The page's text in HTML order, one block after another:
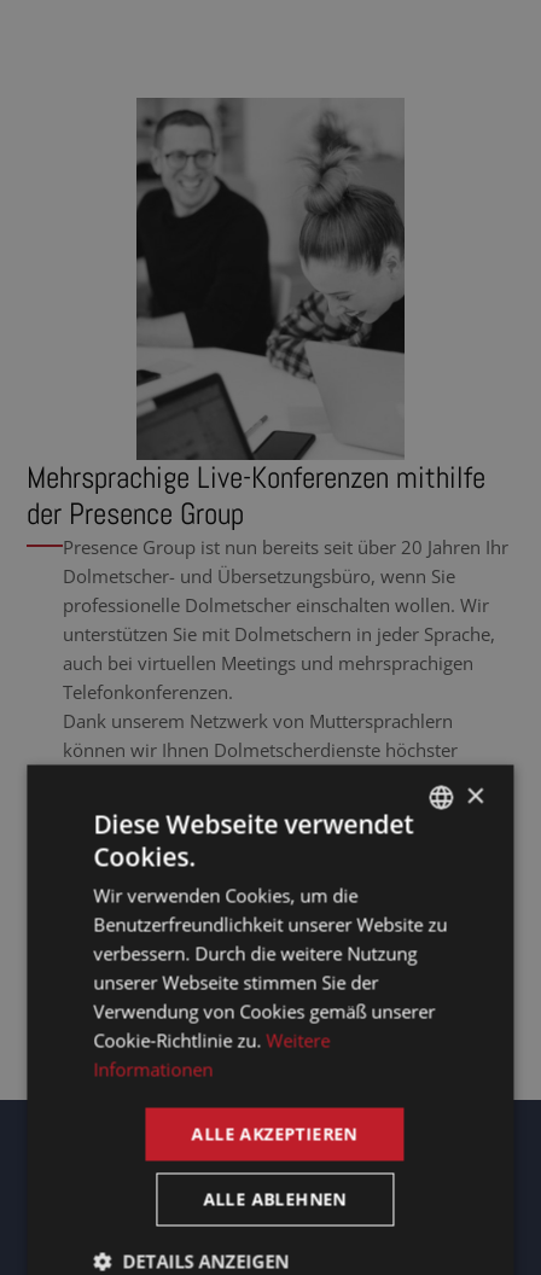
Mehrsprachige Live-Konferenzen mithilfe
der Presence Group
Presence Group ist nun bereits seit über 20 Jahren Ihr
Dolmetscher- und Übersetzungsbüro, wenn Sie
professionelle Dolmetscher einschalten wollen. Wir
unterstützen Sie mit Dolmetschern in jeder Sprache,
auch bei virtuellen Meetings und mehrsprachigen
Telefonkonferenzen.
Dank unserem Netzwerk von Muttersprachlern
können wir Ihnen Dolmetscherdienste höchster
Qualität garantieren. Ein Online-Dolmetscher oder ein
Dolmetscher, der vor Ort anwesend ist? Wir
durchforsten gern unser weltweites Netzwerk von
Dolmetschern und audiovisuellen Partnern.
Haben Sie spezielle technische Anforderungen? Wir
hören gern von Ihren Plänen für Ihre mehrsprachige
Live-Konferenz? Gemeinsam besprechen wir, wie wir
Ihnen die richtigen Lösungen für Ihre erforderlichen
Sprachen anbieten können!
Technische Unterstützung für Ihre
mehrsprachigen Live-Konferenzen?
ENGLISH
×
Diese Webseite verwendet
Cookies.
Wir verwenden Cookies, um die
Benutzerfreundlichkeit unserer Website zu
verbessern. Durch die weitere Nutzung
unserer Webseite stimmen Sie der
Verwendung von Cookies gemäß unserer
Cookie-Richtlinie zu. Weitere
Informationen
ALLE AKZEPTIEREN
ALLE ABLEHNEN
DETAILS ANZEIGEN